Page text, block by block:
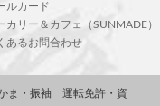
ルカード
カリー＆カフェ（SUNMADE）
あるお問合わせ
ま・振袖 運転免許・資